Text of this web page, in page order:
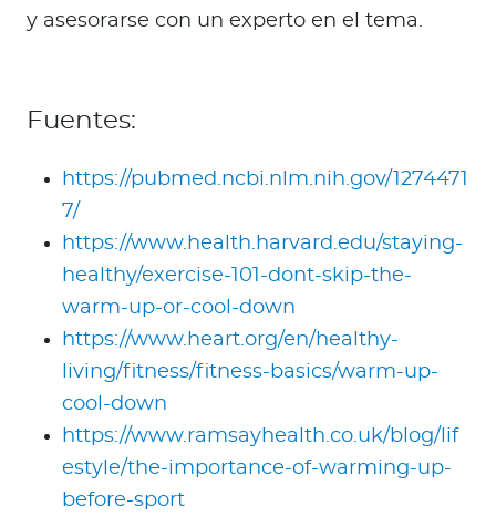
y asesorarse con un experto en el tema.
Fuentes:
https://pubmed.ncbi.nlm.nih.gov/1274471
7/
https://www.health.harvard.edu/staying-
healthy/exercise-101-dont-skip-the-
warm-up-or-cool-down
https://www.heart.org/en/healthy-
living/fitness/fitness-basics/warm-up-
cool-down
https://www.ramsayhealth.co.uk/blog/lif
estyle/the-importance-of-warming-up-
before-sport